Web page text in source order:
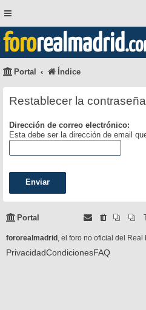
fororealmadrid
Portal Índice
Restablecer la contraseña
Dirección de correo electrónico:
Esta debe ser la dirección de email
Portal
fororealmadrid , el foro no oficial del Real
PrivacidadCondicionesFAQ